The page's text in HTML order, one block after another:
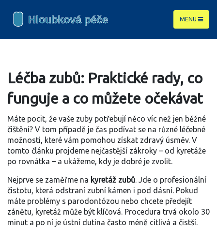
MENU
Léčba zubů: Praktické rady, co
funguje a co můžete očekávat
Máte pocit, že vaše zuby potřebují něco víc než jen běžné
čištění? V tom případě je čas podívat se na různé léčebné
možnosti, které vám pomohou získat zdravý úsměv. V
tomto článku projdeme nejčastější zákroky – od kyretáže
po rovnátka – a ukážeme, kdy je dobré je zvolit.
Nejprve se zaměřme na kyretáž zubů. Jde o profesionální
čistotu, která odstraní zubní kámen i pod dásní. Pokud
máte problémy s parodontózou nebo chcete předejít
zánětu, kyretáž může být klíčová. Procedura trvá okolo 30
minut a po ní je ústní dutina často méně citlivá a čistší.